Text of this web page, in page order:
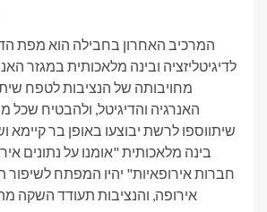
המרכיב האחרון בחבילה הוא מפת
לדיגיטליזציה ובינה מלאכותית במגזר
מחויבותה של הנציבות לטפח
האנרגיה והדיגיטל, ולהבטיח שכל
שיתווספו לרשת יבוצעו באופן בר קיימא
בינה מלאכותית "אומנו על נתונים
חברות אירופאיות" יהיו המפתח
אירופה, והנציבות תעודד השקה